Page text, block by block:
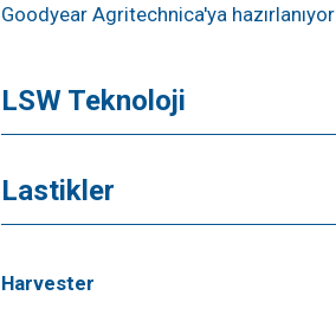
Goodyear Agritechnica'ya hazırlanıyor
LSW Teknoloji
Lastikler
Harvester